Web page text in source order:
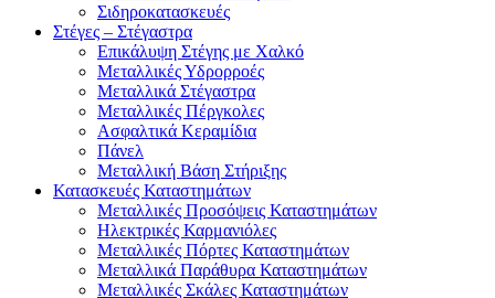
Σιδηροκατασκευές
Στέγες – Στέγαστρα
Επικάλυψη Στέγης με Χαλκό
Μεταλλικές Υδρορροές
Μεταλλικά Στέγαστρα
Μεταλλικές Πέργκολες
Ασφαλτικά Κεραμίδια
Πάνελ
Μεταλλική Βάση Στήριξης
Κατασκευές Καταστημάτων
Μεταλλικές Προσόψεις Καταστημάτων
Ηλεκτρικές Καρμανιόλες
Μεταλλικές Πόρτες Καταστημάτων
Μεταλλικά Παράθυρα Καταστημάτων
Μεταλλικές Σκάλες Καταστημάτων